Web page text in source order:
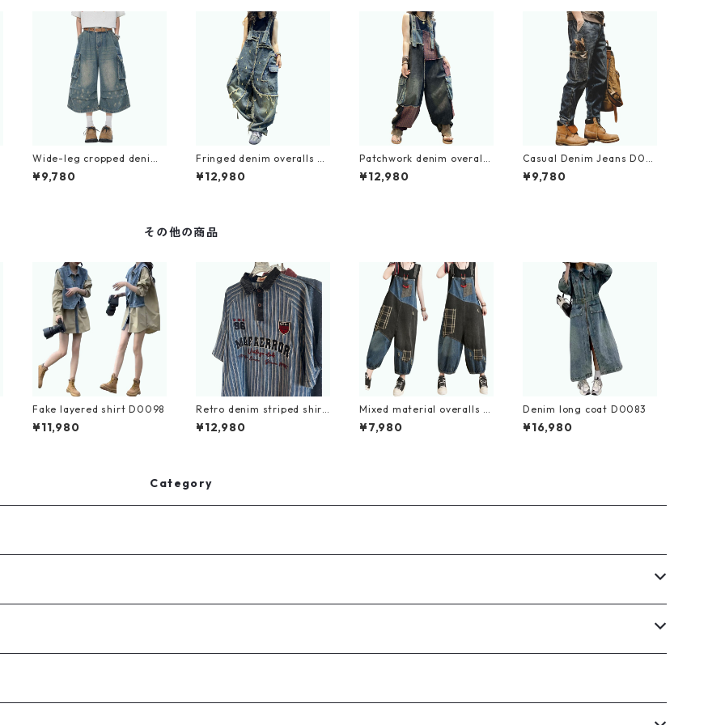
Wide-leg cropped denim
pants D0229
¥9,780
Fringed denim overalls D
0248
¥12,980
Patchwork denim overalls
D0247
¥12,980
Casual Denim Jeans D00
05
¥9,780
その他の商品
Fake layered shirt D0098
¥11,980
Retro denim striped shirt
D0202
¥12,980
Mixed material overalls D
0082
¥7,980
Denim long coat D0083
¥16,980
Category